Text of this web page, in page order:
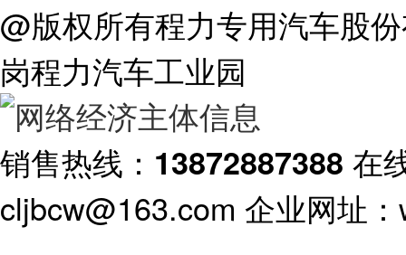
@版权所有程力专用汽车股
岗程力汽车工业园
销售热线： 13872887388 在
cljbcw@163.com 企业网址